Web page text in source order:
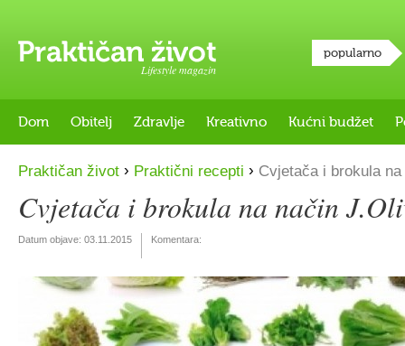
Lifestyle magazin
popularno
Dom Obitelj Zdravlje Kreativno Kućni budžet
Praktičan život › Praktični recepti › Cvjetača i brokula
Cvjetača i brokula na način
Datum objave: 03.11.2015 Komentara: